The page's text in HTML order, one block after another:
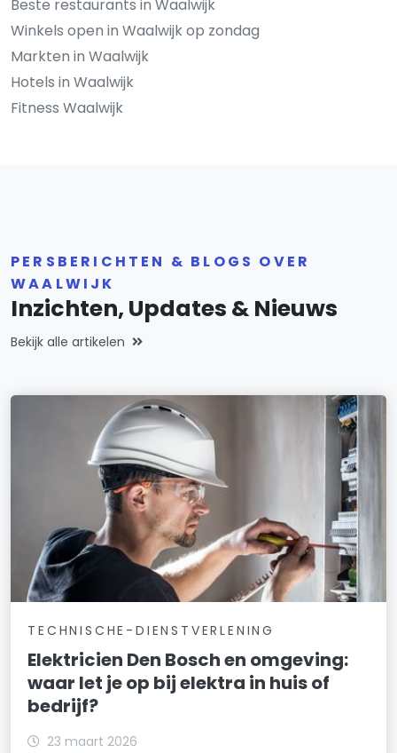
Beste restaurants in Waalwijk
Winkels open in Waalwijk op zondag
Markten in Waalwijk
Hotels in Waalwijk
Fitness Waalwijk
PERSBERICHTEN & BLOGS OVER
WAALWIJK
Inzichten, Updates & Nieuws
Bekijk alle artikelen
TECHNISCHE-DIENSTVERLENING
Elektricien Den Bosch en omgeving:
waar let je op bij elektra in huis of
bedrijf?
23 maart 2026